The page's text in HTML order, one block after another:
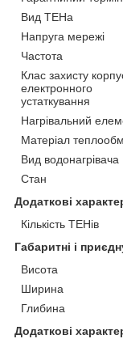
Вид ТЕНа
Напруга мережі
Частота
Клас захисту
електронного
устаткування
Нагрівальний
Матеріал
Вид водонагрівача
Стан
Додаткові
Кількість ТЕНів
Габаритні і
Висота
Ширина
Глибина
Додаткові